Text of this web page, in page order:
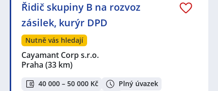
Řidič skupiny B na rozvoz
zásilek, kurýr DPD
Nutně vás hledají
Cayamant Corp s.r.o.
Praha (33 km)
40 000 – 50 000 Kč
Plný úvazek